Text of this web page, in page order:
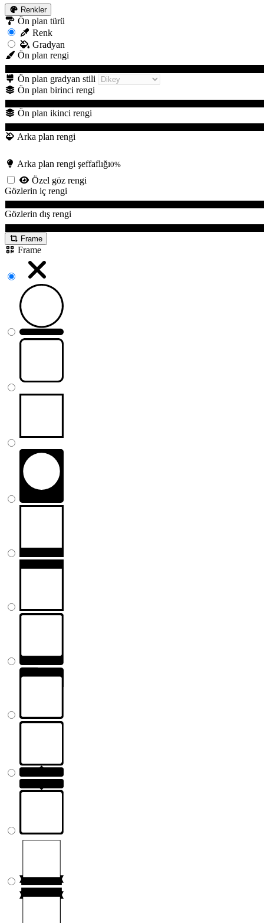
Renkler
Ön plan türü
Renk
Gradyan
Ön plan rengi
Ön plan gradyan stili
Ön plan birinci rengi
Ön plan ikinci rengi
Arka plan rengi
Arka plan rengi şeffaflığı0%
Özel göz rengi
Gözlerin iç rengi
Gözlerin dış rengi
Frame
Frame